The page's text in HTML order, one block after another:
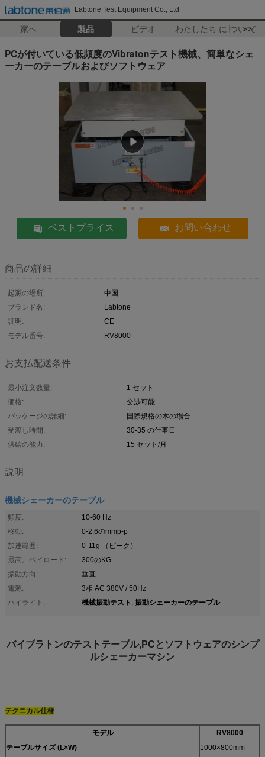
Labtone Test Equipment Co., Ltd
家へ 製品 ビデオ わたしたち に つい て
>>
PCが付いている低頻度のVibratonテスト機械、簡単なシェ
ーカーのテーブルおよびソフトウェア
ベストプライス お問い合わせ
商品の詳細
起源の場所:
中国
ブランド名:
Labtone
証明:
CE
モデル番号:
RV8000
お支払配送条件
最小注文数量:
1 セット
価格:
交渉可能
パッケージの詳細:
国際規格の木の場合
受渡し時間:
30-35 の仕事日
供給の能力:
15 セット/月
説明
機械シェーカーのテーブル
頻度:
10-60 Hz
移動:
0-2.6のmmp-p
加速範囲:
0-11g （ピーク）
最高。ペイロード:
300のKG
振動方向:
垂直
電源:
3相 AC 380V / 50Hz
ハイライト:
機械振動テスト , 振動シェーカーのテーブル
バイブラトンのテストテーブル,PCとソフトウェアのシンプ
ルシェーカーマシン
テクニカル仕様
モデル
RV8000
テーブルサイズ (L×W)
1000×800mm